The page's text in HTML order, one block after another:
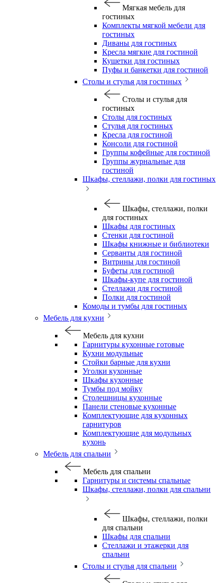
Мягкая мебель для
гостиных
Комплекты мягкой мебели для
гостиных
Диваны для гостиных
Кресла мягкие для гостиной
Кушетки для гостиных
Пуфы и банкетки для гостиной
Столы и стулья для гостиных
Столы и стулья для
гостиных
Столы для гостиных
Стулья для гостиных
Кресла для гостиной
Консоли для гостиной
Группы кофейные для гостиной
Группы журнальные для
гостиной
Шкафы, стеллажи, полки для гостиных
Шкафы, стеллажи, полки
для гостиных
Шкафы для гостиных
Стенки для гостиной
Шкафы книжные и библиотеки
Серванты для гостиной
Витрины для гостиной
Буфеты для гостиной
Шкафы-купе для гостиной
Стеллажи для гостиной
Полки для гостиной
Комоды и тумбы для гостиных
Мебель для кухни
Мебель для кухни
Гарнитуры кухонные готовые
Кухни модульные
Стойки барные для кухни
Уголки кухонные
Шкафы кухонные
Тумбы под мойку
Столешницы кухонные
Панели стеновые кухонные
Комплектующие для кухонных
гарнитуров
Комплектующие для модульных
кухонь
Мебель для спальни
Мебель для спальни
Гарнитуры и системы спальные
Шкафы, стеллажи, полки для спальни
Шкафы, стеллажи, полки
для спальни
Шкафы для спальни
Стеллажи и этажерки для
спальни
Столы и стулья для спальни